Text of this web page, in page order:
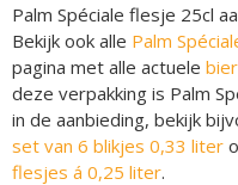
Palm Spéciale flesje 25cl
Bekijk ook alle Palm
pagina met alle actuele
deze verpakking is Palm
in de aanbieding, bekijk
set van 6 blikjes 0,33 liter
flesjes á 0,25 liter.